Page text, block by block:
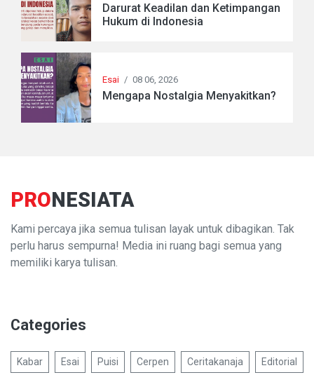
Darurat Keadilan dan Ketimpangan
Hukum di Indonesia
Esai / 08 06, 2026
Mengapa Nostalgia Menyakitkan?
PRONESIATA
Kami percaya jika semua tulisan layak untuk dibagikan. Tak
perlu harus sempurna! Media ini ruang bagi semua yang
memiliki karya tulisan.
Categories
Kabar Esai Puisi Cerpen Ceritakanaja Editorial